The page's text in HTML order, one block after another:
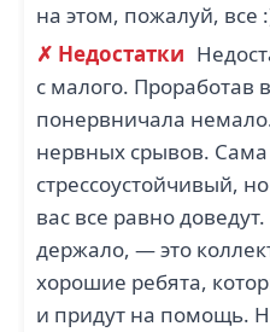
на этом, пожалуй, все
✗ Недостатки
с малого. Проработав
понервничала
нервных срывов. Сама
стрессоустойчивый,
вас все равно
держало, — это
хорошие ребята,
и придут на помощь.